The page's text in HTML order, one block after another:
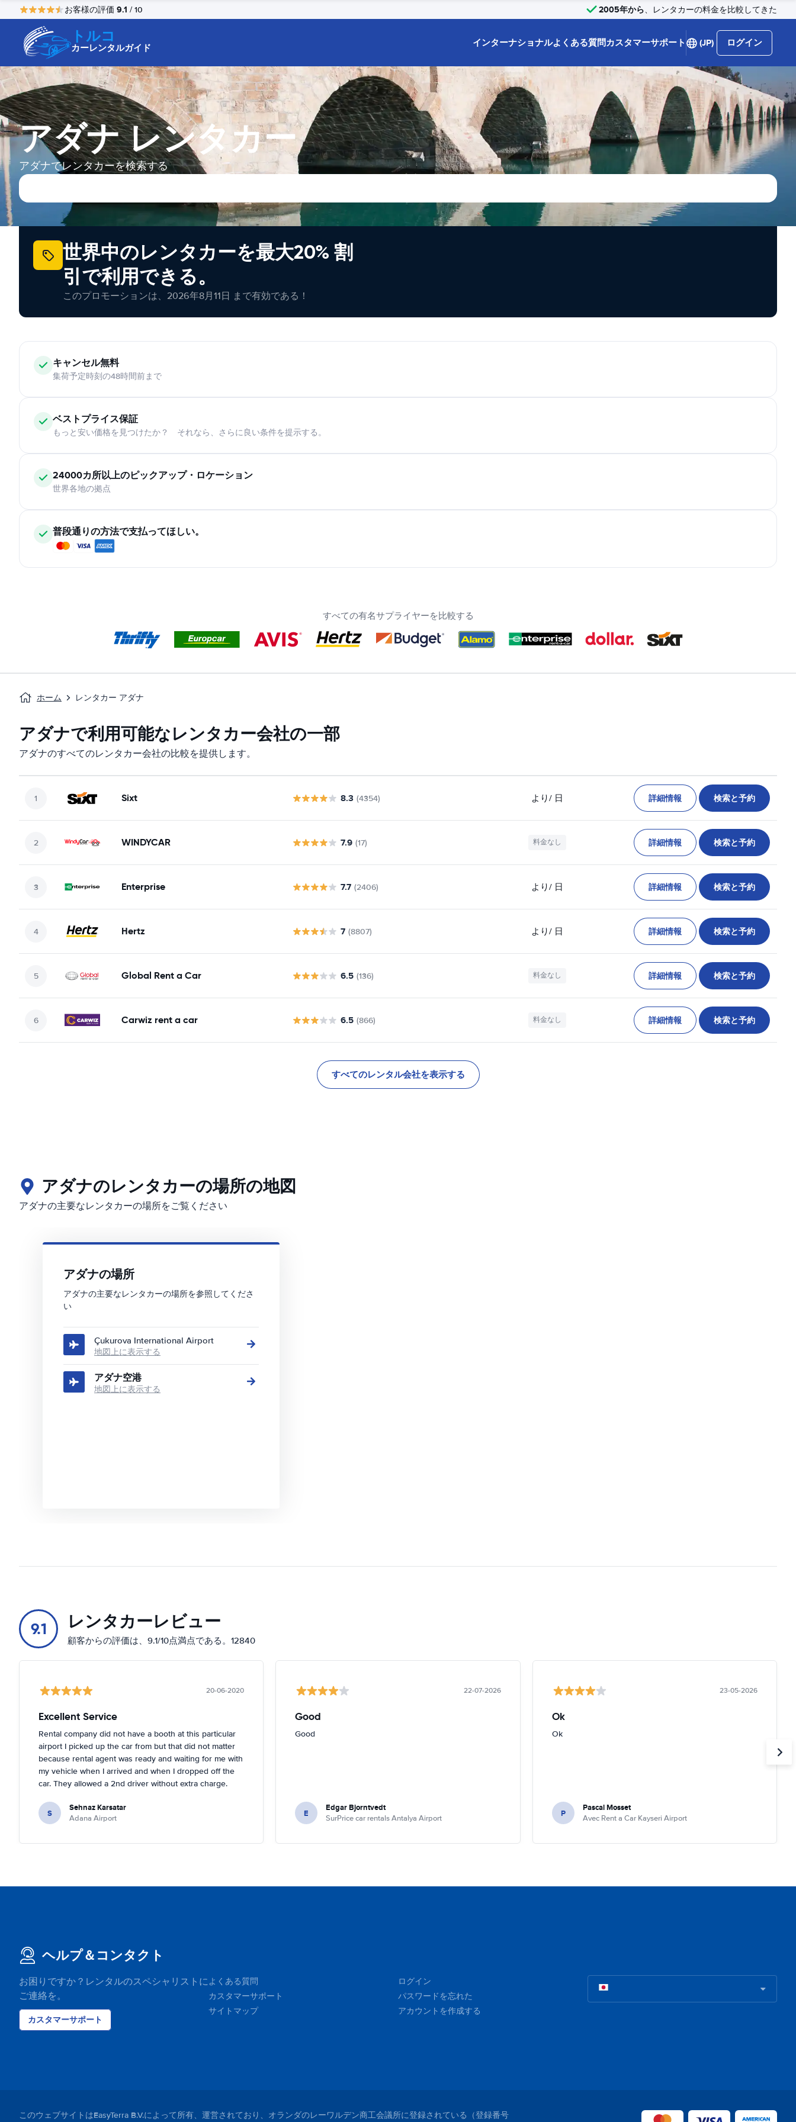
お客様の評価 9.1 / 10 2005年から、レンタカーの料金を比較してきた
トルコ
カーレンタルガイド インターナショナルよくある質問カスタマーサポート (JP) ログイン
アダナ レンタカー
アダナでレンタカーを検索する
世界中のレンタカーを最大20% 割
引で利用できる。
このプロモーションは、2026年8月11日 まで有効である！
キャンセル無料
集荷予定時刻の48時間前まで
ベストプライス保証
もっと安い価格を見つけたか？ それなら、さらに良い条件を提示する。
24000カ所以上のピックアップ・ロケーション
世界各地の拠点
普段通りの方法で支払ってほしい。
すべての有名サプライヤーを比較する
ホーム レンタカー アダナ
アダナで利用可能なレンタカー会社の一部
アダナのすべてのレンタカー会社の比較を提供します。
Sixt 8.3 (4354) より/ 日 詳細情報 検索と予約
WINDYCAR 7.9 (17) 料金なし 詳細情報 検索と予約
Enterprise 7.7 (2406) より/ 日 詳細情報 検索と予約
Hertz 7 (8807) より/ 日 詳細情報 検索と予約
Global Rent a Car 6.5 (136) 料金なし 詳細情報 検索と予約
Carwiz rent a car 6.5 (866) 料金なし 詳細情報 検索と予約
すべてのレンタル会社を表示する
アダナのレンタカーの場所の地図
アダナの主要なレンタカーの場所をご覧ください
アダナの場所
アダナの主要なレンタカーの場所を参照してくださ
い
Çukurova International Airport
地図上に表示する
アダナ空港
地図上に表示する
9.1 レンタカーレビュー
顧客からの評価は、9.1/10点満点である。12840
20-06-2020
Excellent Service
Rental company did not have a booth at this particular
airport I picked up the car from but that did not matter
because rental agent was ready and waiting for me with
my vehicle when I arrived and when I dropped off the
car. They allowed a 2nd driver without extra charge.
pleasant, easy going and helpful.
S Sehnaz Karsatar
Adana Airport
22-07-2026
Good
Good
E Edgar Bjorntvedt
SurPrice car rentals Antalya Airport
23-05-2026
Ok
Ok
P Pascal Mosset
Avec Rent a Car Kayseri Airport
ヘルプ＆コンタクト
お困りですか？レンタルのスペシャリストに
ご連絡を。
カスタマーサポート
よくある質問
カスタマーサポート
サイトマップ
ログイン
パスワードを忘れた
アカウントを作成する
このウェブサイトはEasyTerra B.V.によって所有、運営されており、オランダのレーワルデン商工会議所に登録されている（登録番号